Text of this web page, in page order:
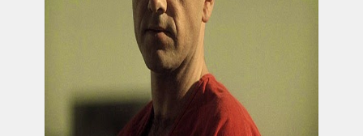
Se Ti Piacciono nel mese di Luglio 2014.